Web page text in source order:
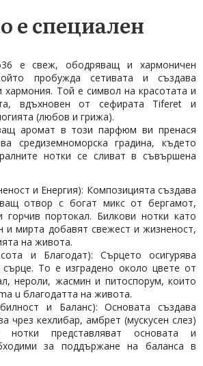
е специален
е свеж, ободряващ и хармоничен
пробужда сетивата и създава
хармония. Той е символ на красотата и
вдъхновен от сефирата Tiferet и
(любов и грижа).
аромат в този парфюм ви пренася
средиземноморска градина, където
нотки се сливат в съвършена
и Енергия): Композицията създава
отвор с богат микс от бергамот,
портокал. Билкови нотки като
и мирта добавят свежест и жизненост,
на живота.
и Благодат): Сърцето осигурява
То е изградено около цвете от
нероли, жасмин и питоспорум, които
u благодатта на живота.
и Баланс): Основата създава
чрез кехлибар, амбрет (мускусен слез)
представляват основата и
за поддържане на баланса в